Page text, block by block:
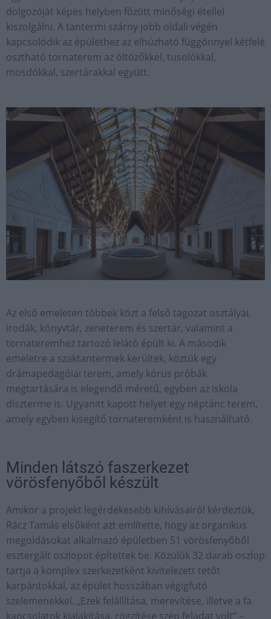
dolgozóját képes helyben főzött minőségi étellel
kiszolgálni. A tantermi szárny jobb oldali végén
kapcsolódik az épülethez az elhúzható függönnyel kétfelé
osztható tornaterem az öltözőkkel, tusolókkal,
mosdókkal, szertárakkal együtt.
Az első emeleten többek közt a felső tagozat osztályai,
irodák, könyvtár, zeneterem és szertár, valamint a
tornateremhez tartozó lelátó épült ki. A második
emeletre a szaktantermek kerültek, köztük egy
drámapedagóiai terem, amely kórus próbák
megtartására is elegendő méretű, egyben az iskola
díszterme is. Ugyanitt kapott helyet egy néptánc terem,
amely egyben kisegítő tornateremként is használható.
Minden látszó faszerkezet
vörösfenyőből készült
Amikor a projekt legérdekesebb kihívásairól kérdeztük,
Rácz Tamás elsőként azt említette, hogy az organikus
megoldásokat alkalmazó épületben 51 vörösfenyőből
esztergált oszlopot építettek be. Közülük 32 darab oszlop
tartja a komplex szerkezetként kivitelezett tetőt
karpántokkal, az épület hosszában végigfutó
szelemenekkel. „Ezek felállítása, merevítése, illetve a fa
kapcsolatok kialakítása, rögzítése szép feladat volt” –